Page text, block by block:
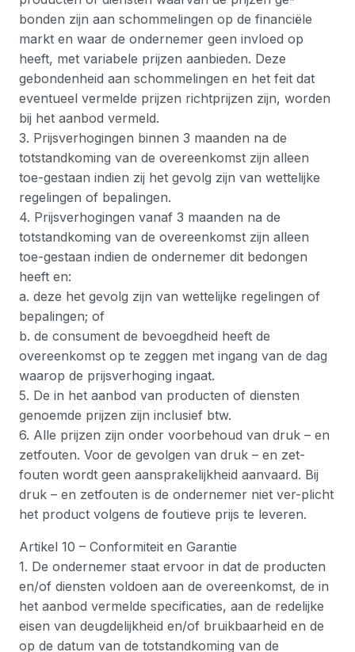
bonden zijn aan schommelingen op de financiële
markt en waar de ondernemer geen invloed op
heeft, met variabele prijzen aanbieden. Deze
gebondenheid aan schommelingen en het feit dat
eventueel vermelde prijzen richtprijzen zijn, worden
bij het aanbod vermeld.
3. Prijsverhogingen binnen 3 maanden na de
totstandkoming van de overeenkomst zijn alleen
toe-gestaan indien zij het gevolg zijn van wettelijke
regelingen of bepalingen.
4. Prijsverhogingen vanaf 3 maanden na de
totstandkoming van de overeenkomst zijn alleen
toe-gestaan indien de ondernemer dit bedongen
heeft en:
a. deze het gevolg zijn van wettelijke regelingen of
bepalingen; of
b. de consument de bevoegdheid heeft de
overeenkomst op te zeggen met ingang van de dag
waarop de prijsverhoging ingaat.
5. De in het aanbod van producten of diensten
genoemde prijzen zijn inclusief btw.
6. Alle prijzen zijn onder voorbehoud van druk – en
zetfouten. Voor de gevolgen van druk – en zet-
fouten wordt geen aansprakelijkheid aanvaard. Bij
druk – en zetfouten is de ondernemer niet ver-plicht
het product volgens de foutieve prijs te leveren.
Artikel 10 – Conformiteit en Garantie
1. De ondernemer staat ervoor in dat de producten
en/of diensten voldoen aan de overeenkomst, de in
het aanbod vermelde specificaties, aan de redelijke
eisen van deugdelijkheid en/of bruikbaarheid en de
op de datum van de totstandkoming van de